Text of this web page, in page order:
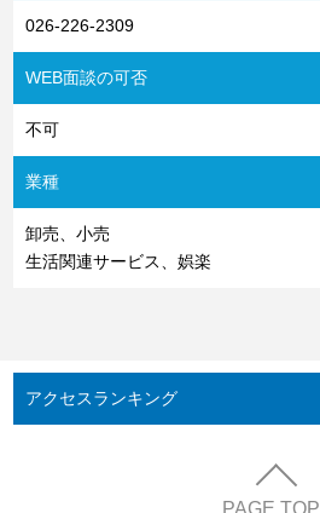
026-226-2309
WEB面談の可否
不可
業種
卸売、小売
生活関連サービス、娯楽
アクセスランキング